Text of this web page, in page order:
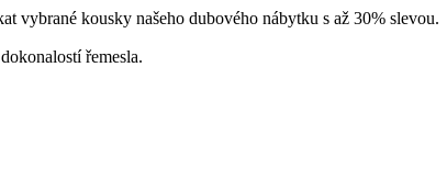
vybrané kousky našeho dubového nábytku s až 30% slevou.
řemesla.